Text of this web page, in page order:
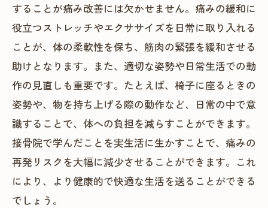
することが痛み改善には欠かせません。痛みの緩和に
役立つストレッチやエクササイズを日常に取り入れる
ことが、体の柔軟性を保ち、筋肉の緊張を緩和させる
助けとなります。また、適切な姿勢や日常生活での動
作の見直しも重要です。たとえば、椅子に座るときの
姿勢や、物を持ち上げる際の動作など、日常の中で意
識することで、体への負担を減らすことができます。
接骨院で学んだことを実生活に生かすことで、痛みの
再発リスクを大幅に減少させることができます。これ
により、より健康的で快適な生活を送ることができる
でしょう。